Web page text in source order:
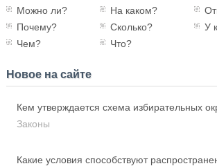
Можно ли?
На каком?
Почему?
Сколько?
У
Чем?
Что?
Новое на сайте
Кем утверждается схема избирательных
Законы
Какие условия способствуют